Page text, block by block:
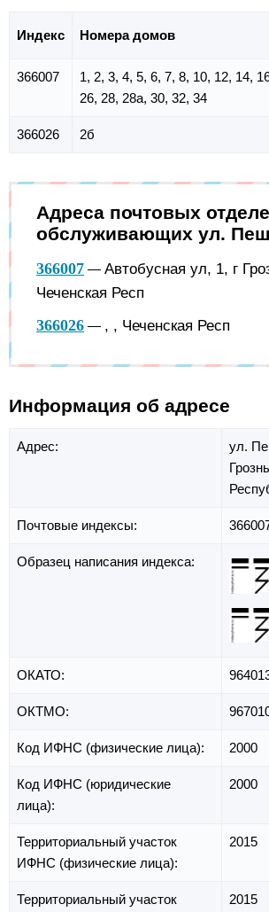
Индекс Номера домов
366007
1, 2, 3, 4, 5, 6, 7, 8, 10, 12, 14,
26, 28, 28а, 30, 32, 34
366026 2б
Адреса почтовых
обслуживающих ул.
366007 — Автобусная ул, 1, г
Чеченская Респ
366026 — , , Чеченская Респ
Информация об адресе
Адрес: ул.
Почтовые индексы:
Образец написания индекса:
ОКАТО:
ОКТМО:
Код ИФНС (физические лица): 2000
Код ИФНС (юридические
лица):
2000
Территориальный участок
ИФНС (физические лица):
2015
Территориальный участок
2015